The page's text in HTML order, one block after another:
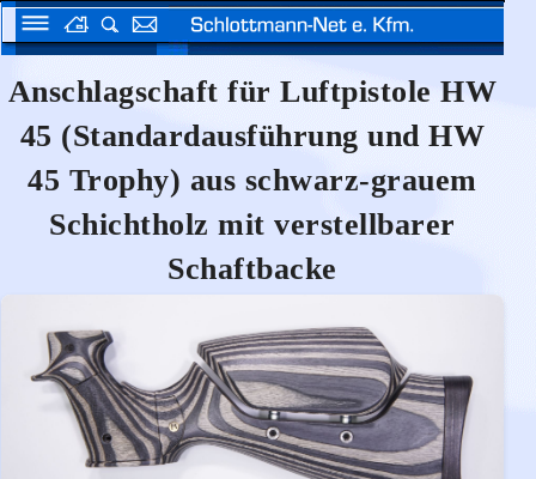
Anschlagschaft für Luftpistole HW
45 (Standardausführung und HW
45 Trophy) aus schwarz-grauem
Schichtholz mit verstellbarer
Schaftbacke